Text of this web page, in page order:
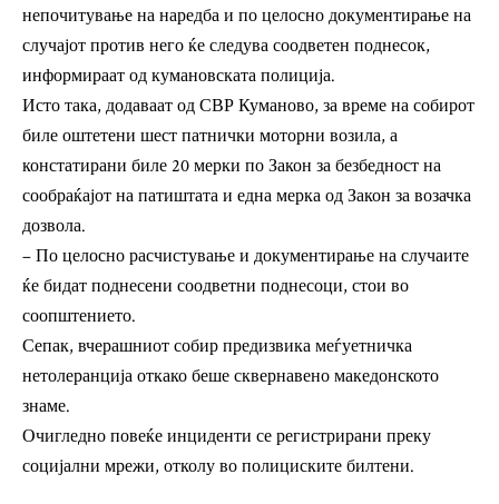
непочитување на наредба и по целосно документирање на
случајот против него ќе следува соодветен поднесок,
информираат од кумановската полиција.
Исто така, додаваат од СВР Куманово, за време на собирот
биле оштетени шест патнички моторни возила, а
констатирани биле 20 мерки по Закон за безбедност на
сообраќајот на патиштата и една мерка од Закон за возачка
дозвола.
– По целосно расчистување и документирање на случаите
ќе бидат поднесени соодветни поднесоци, стои во
соопштението.
Сепак, вчерашниот собир предизвика меѓуетничка
нетолеранција откако беше сквернавено македонското
знаме.
Очигледно повеќе инциденти се регистрирани преку
социјални мрежи, отколу во полициските билтени.